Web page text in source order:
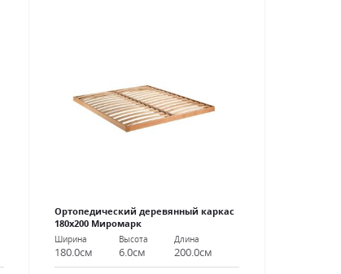
Ортопедический деревянный каркас
180х200 Миромарк
Ширина
180.0см
Высота
6.0см
Длина
200.0см